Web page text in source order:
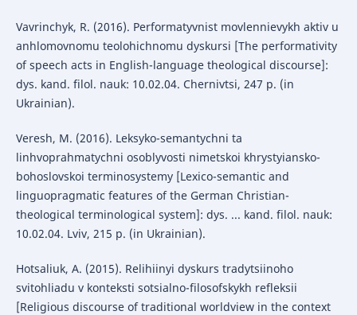
Vavrinchyk, R. (2016). Performatyvnist movlennievykh aktiv u
anhlomovnomu teolohichnomu dyskursi [The performativity
of speech acts in English-language theological discourse]:
dys. kand. filol. nauk: 10.02.04. Chernivtsi, 247 p. (in
Ukrainian).
Veresh, M. (2016). Leksyko-semantychni ta
linhvoprahmatychni osoblyvosti nimetskoi khrystyiansko-
bohoslovskoi terminosystemy [Lexico-semantic and
linguopragmatic features of the German Christian-
theological terminological system]: dys. ... kand. filol. nauk:
10.02.04. Lviv, 215 p. (in Ukrainian).
Hotsaliuk, A. (2015). Relihiinyi dyskurs tradytsiinoho
svitohliadu v konteksti sotsialno-filosofskykh refleksii
[Religious discourse of traditional worldview in the context